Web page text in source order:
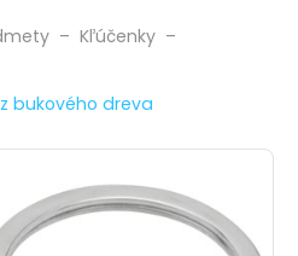
– Kľúčenky –
bukového dreva